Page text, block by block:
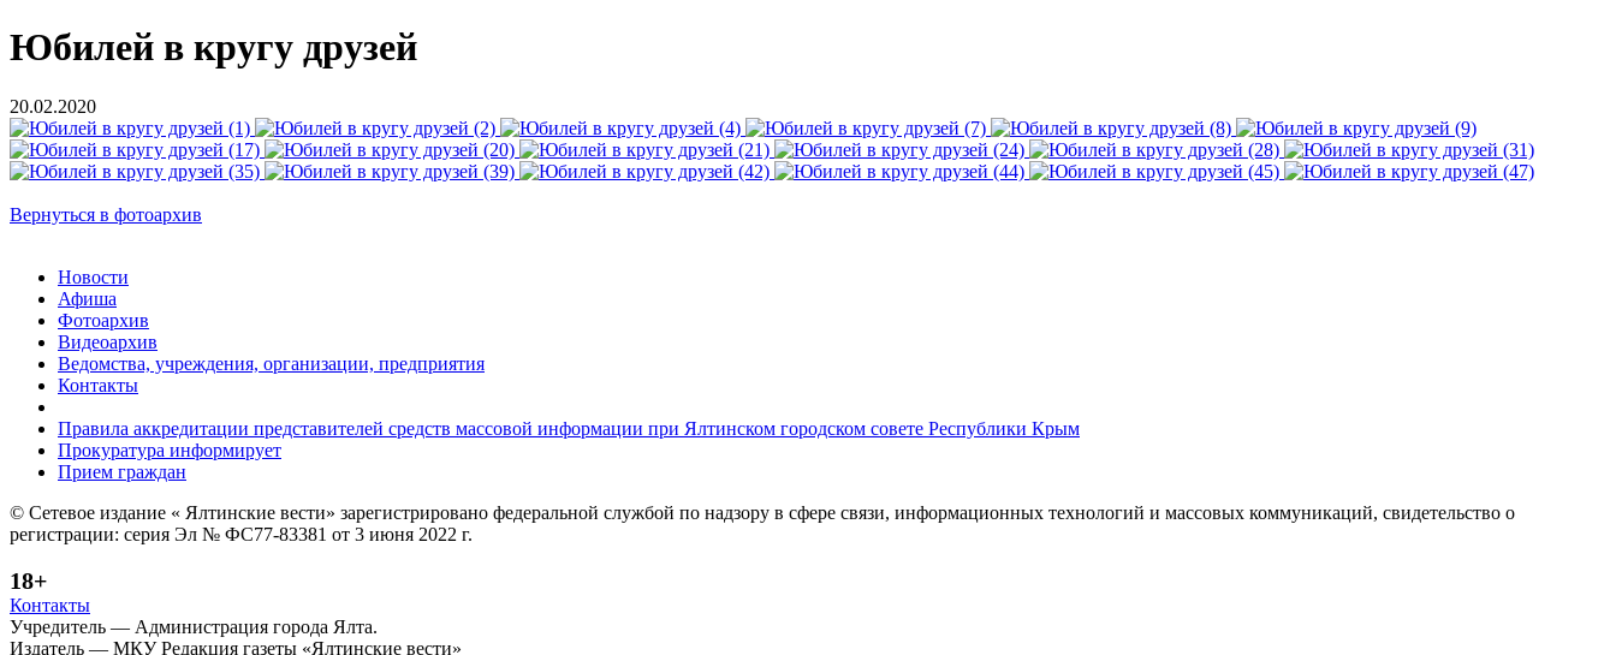
Юбилей в кругу друзей
20.02.2020
Вернуться в фотоархив
Новости
Афиша
Фотоархив
Видеоархив
Ведомства, учреждения, организации, предприятия
Контакты
Правила аккредитации представителей средств массовой информации при Ялтинском городском совете Республики Крым
Прокуратура информирует
Прием граждан
© Сетевое издание « Ялтинские вести» зарегистрировано федеральной службой по надзору в сфере связи, информационных технологий и массовых коммуникаций, свидетельство о
регистрации: серия Эл № ФС77-83381 от 3 июня 2022 г.
18+
Контакты
Учредитель — Администрация города Ялта.
Издатель — МКУ Редакция газеты «Ялтинские вести»